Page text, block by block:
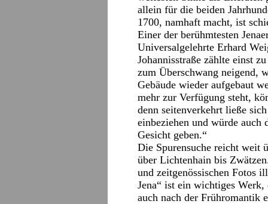
allein für die beiden
1700, namhaft macht, ist
Einer der berühmtesten
Universalgelehrte Erhard
Johannisstraße zählte einst
zum Überschwang neigend,
Gebäude wieder aufgebaut
mehr zur Verfügung steht,
denn seitenverkehrt ließe
einbeziehen und würde auch
Gesicht geben.“
Die Spurensuche reicht weit
über Lichtenhain bis
und zeitgenössischen Fotos
Jena“ ist ein wichtiges
auch nach der Frühromantik